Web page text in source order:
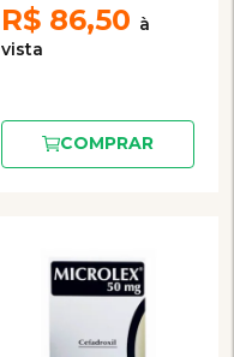
R$ 86,50
COMPRAR